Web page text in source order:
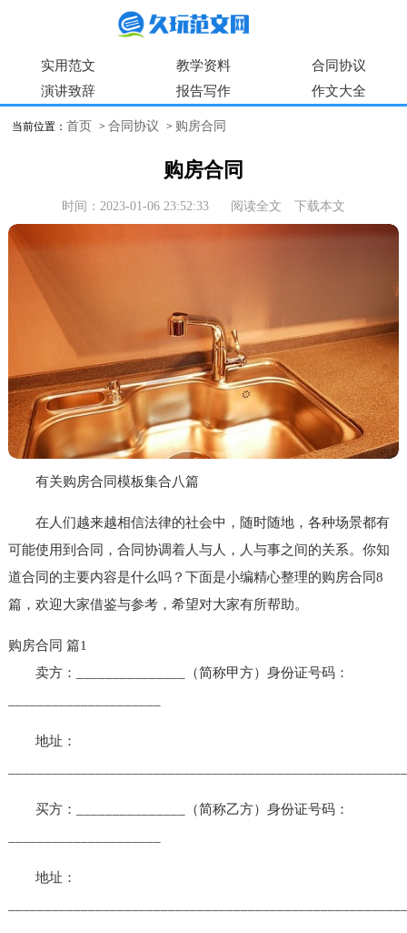
实用范文 教学资料
合同协议
演讲致辞
报告写作 作文大全
当前位置：首页 >合同协议 > 购房合同
购房合同
时间：2023-01-06 23:52:33 阅读全文 下载本文
有关购房合同模板集合八篇
在人们越来越相信法律的社会中，随时随地，各种场景都有
可能使用到合同，合同协调着人与人，人与事之间的关系。你知
道合同的主要内容是什么吗？下面是小编精心整理的购房合同8
篇，欢迎大家借鉴与参考，希望对大家有所帮助。
购房合同 篇1
卖方：_______________（简称甲方）身份证号码：
地址：
买方：_______________（简称乙方）身份证号码：
地址：